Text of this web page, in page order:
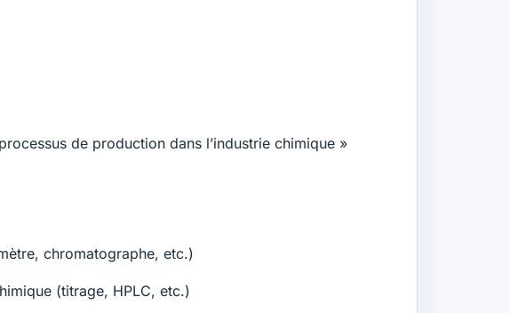
de production dans l’industrie chimique »
chromatographe, etc.)
(titrage, HPLC, etc.)